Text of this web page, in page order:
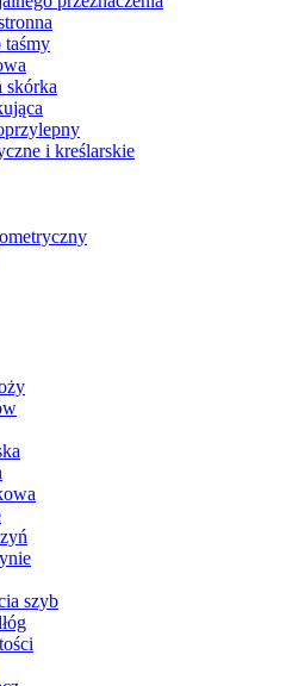
taśmy
skórka
i kreślarskie
szyb